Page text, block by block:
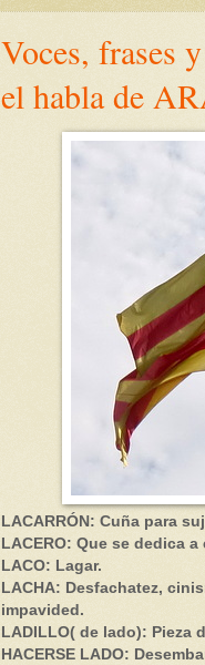
Voces, frases
el habla de
LACARRÓN: Cuña para
LACERO: Que se dedica
LACO: Lagar.
LACHA: Desfachatez,
impavided.
LADILLO( de lado): Pieza
HACERSE LADO: